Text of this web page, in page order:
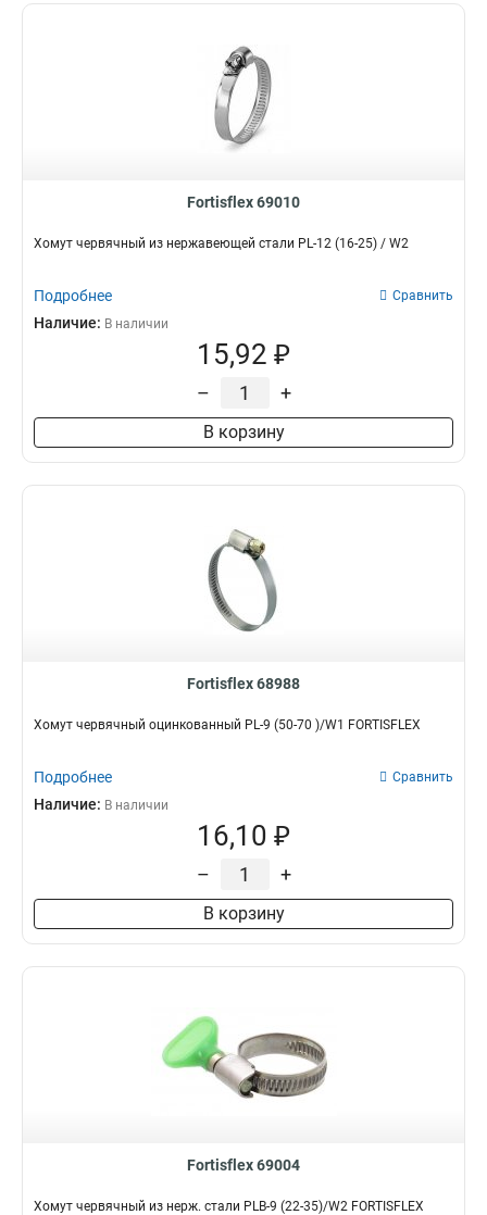
Fortisflex 69010
Хомут червячный из нержавеющей стали PL-12 (16-25) / W2
Подробнее Сравнить
Наличие: В наличии
15,92 ₽
– +
В корзину
Fortisflex 68988
Хомут червячный оцинкованный PL-9 (50-70 )/W1 FORTISFLEX
Подробнее Сравнить
Наличие: В наличии
16,10 ₽
– +
В корзину
Fortisflex 69004
Хомут червячный из нерж. стали PLB-9 (22-35)/W2 FORTISFLEX